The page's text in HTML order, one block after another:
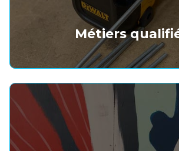
Métiers